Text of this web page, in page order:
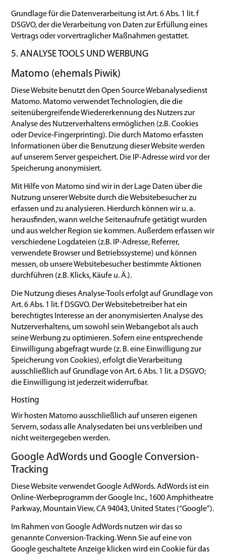
Grundlage für die Datenverarbeitung ist Art. 6 Abs. 1 lit. f
DSGVO, der die Verarbeitung von Daten zur Erfüllung eines
Vertrags oder vorvertraglicher Maßnahmen gestattet.
5. ANALYSE TOOLS UND WERBUNG
Matomo (ehemals Piwik)
Diese Website benutzt den Open Source Webanalysedienst
Matomo. Matomo verwendet Technologien, die die
seitenübergreifende Wiedererkennung des Nutzers zur
Analyse des Nutzerverhaltens ermöglichen (z.B. Cookies
oder Device-Fingerprinting). Die durch Matomo erfassten
Informationen über die Benutzung dieser Website werden
auf unserem Server gespeichert. Die IP-Adresse wird vor der
Speicherung anonymisiert.
Mit Hilfe von Matomo sind wir in der Lage Daten über die
Nutzung unserer Website durch die Websitebesucher zu
erfassen und zu analysieren. Hierdurch können wir u. a.
herausfinden, wann welche Seitenaufrufe getätigt wurden
und aus welcher Region sie kommen. Außerdem erfassen wir
verschiedene Logdateien (z.B. IP-Adresse, Referrer,
verwendete Browser und Betriebssysteme) und können
messen, ob unsere Websitebesucher bestimmte Aktionen
durchführen (z.B. Klicks, Käufe u. Ä.).
Die Nutzung dieses Analyse-Tools erfolgt auf Grundlage von
Art. 6 Abs. 1 lit. f DSGVO. Der Websitebetreiber hat ein
berechtigtes Interesse an der anonymisierten Analyse des
Nutzerverhaltens, um sowohl sein Webangebot als auch
seine Werbung zu optimieren. Sofern eine entsprechende
Einwilligung abgefragt wurde (z. B. eine Einwilligung zur
Speicherung von Cookies), erfolgt die Verarbeitung
ausschließlich auf Grundlage von Art. 6 Abs. 1 lit. a DSGVO;
die Einwilligung ist jederzeit widerrufbar.
Hosting
Wir hosten Matomo ausschließlich auf unseren eigenen
Servern, sodass alle Analysedaten bei uns verbleiben und
nicht weitergegeben werden.
Google AdWords und Google Conversion-
Tracking
Diese Website verwendet Google AdWords. AdWords ist ein
Online-Werbeprogramm der Google Inc., 1600 Amphitheatre
Parkway, Mountain View, CA 94043, United States (“Google”).
Im Rahmen von Google AdWords nutzen wir das so
genannte Conversion-Tracking. Wenn Sie auf eine von
Google geschaltete Anzeige klicken wird ein Cookie für das